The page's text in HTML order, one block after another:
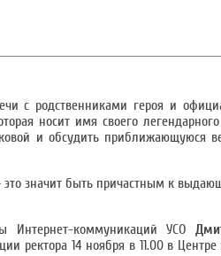
с родственниками героя и
носит имя своего
и обсудить приближающуюся
значит быть причастным к
Интернет-коммуникаций УСО
ректора 14 ноября в 11.00 в